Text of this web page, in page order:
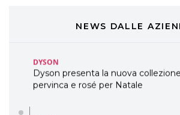
NEWS DALLE
WELLNESS CONGRESS 2022: I
DYSON
Dyson presenta la nuova collezione
pervinca e rosé per Natale